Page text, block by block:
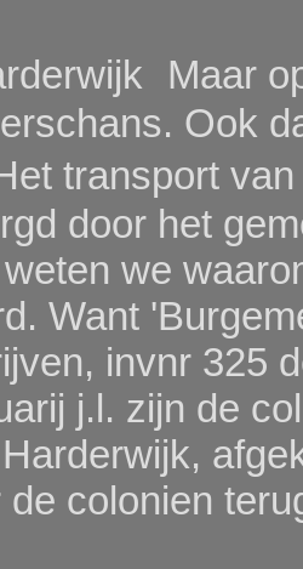
Maar
Ook
transport
door het
we
Want
invnr 325
j.l. zijn de
de colonien